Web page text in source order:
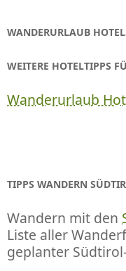
WANDERURLAUB
WEITERE HOTELTIPPS
Wanderurlaub
TIPPS WANDERN
Wandern mit den
Liste aller
geplanter